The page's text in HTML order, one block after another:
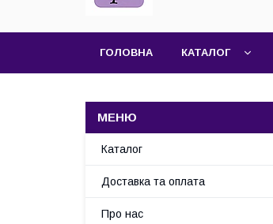
ГОЛОВНА КАТАЛОГ
Каталог
Доставка та оплата
Про нас